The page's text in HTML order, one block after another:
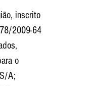
inscrito
2009-64
o
A;